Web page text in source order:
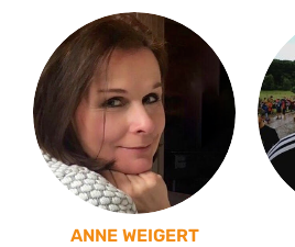
ANNE WEIGERT